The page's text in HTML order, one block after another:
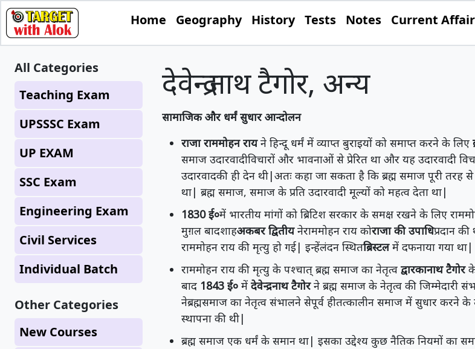
Home Geography History Tests Notes Current
All Categories
Teaching Exam
UPSSSC Exam
UP EXAM
SSC Exam
Engineering Exam
Civil Services
Individual Batch
Other Categories
New Courses
देवेन्द्र नाथ टैगोर, अन्य
सामाजिक और धर्मं सुधार आन्दोलन
राजा राममोहन रायने हिन्दू धर्मं में व्याप्त बुराइयों को समाप्त करने के लिए
समाज उदारवादीविचारों और भावनाओं से प्रेरित था और यह उदारवादी
उदारवादकी ही देन थी|अतः कहा जा सकता है कि ब्रह्म समाज पूरी तरह से
था| ब्रह्म समाज, समाज के प्रति उदारवादी मूल्यों को महत्व देता था|
1830 ई०में भारतीय मांगों को ब्रिटिश सरकार के समक्ष रखने के लिए
मुग़ल बादशाहअकबर द्वितीयनेराममोहन राय कोराजा की उपाधिप्रदान की
राममोहन राय की मृत्यु हो गई| इन्हेंलंदन स्थितब्रिस्टलमें दफनाया गया था|
राममोहन राय की मृत्यु के पश्चात् ब्रह्म समाज का नेतृत्व द्वारकानाथ टैगोरके
बाद 1843 ई० में देवेन्द्रनाथ टैगोरने ब्रह्म समाज के नेतृत्व की जिम्मेदारी
नेब्रह्मसमाज का नेतृत्व संभालने सेपूर्व हीतत्कालीन समाज में सुधार करने के
स्थापना की थी|
ब्रह्म समाज एक धर्मं के समान था| इसका उद्देश्य कुछ नैतिक नियमों का